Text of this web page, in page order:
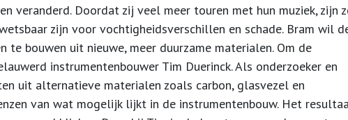
veranderd. Doordat zij veel meer touren met hun muziek, zijn
zijn voor vochtigheidsverschillen en schade. Bram wil
bouwen uit nieuwe, meer duurzame materialen. Om de
instrumentenbouwer Tim Duerinck. Als onderzoeker en
uit alternatieve materialen zoals carbon, glasvezel en
van wat mogelijk lijkt in de instrumentenbouw. Het